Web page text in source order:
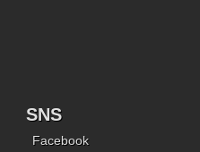
SNS
Facebook